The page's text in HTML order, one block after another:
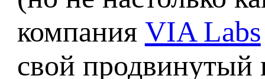
компания VIA Labs
свой